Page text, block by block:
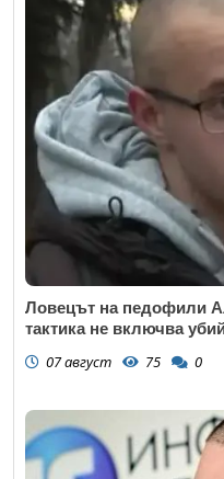
Ловецът на педофили
тактика не включва
07 август 75 0